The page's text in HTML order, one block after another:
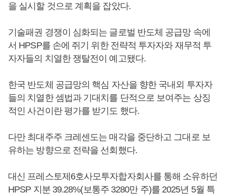
을 실시할 것으로 계획을 잡았다.
기술패권 경쟁이 심화되는 글로벌 반도체 공급망 속에
서 HPSP를 손에 쥐기 위한 전략적 투자자와 재무적 투
자자들의 치열한 쟁탈전이 예고됐다.
한국 반도체 공급망의 핵심 자산을 향한 국내외 투자자
들의 치열한 셈법과 기대치를 단적으로 보여주는 상징
적인 사건이란 평가를 받기도 했다.
다만 최대주주 크레센도는 매각을 중단하고 그대로 보
유하는 방향으로 전략을 선회했다.
대신 프레스토제6호사모투자합자회사를 통해 소유하던
HPSP 지분 39.28%(보통주 3280만 주)를 2025년 5월 특